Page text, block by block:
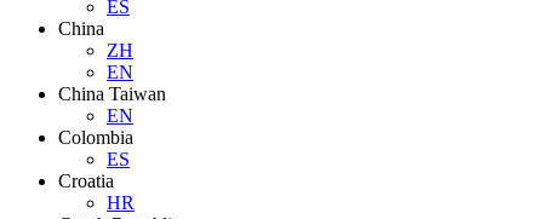
ES
China
ZH
EN
China Taiwan
EN
Colombia
ES
Croatia
HR